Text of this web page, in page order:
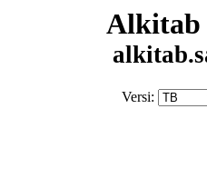
Alkitab
Versi: